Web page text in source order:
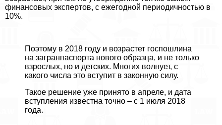
финансовых экспертов, с ежегодной периодичностью в
10%.
Поэтому в 2018 году и возрастет госпошлина
на загранпаспорта нового образца, и не только
взрослых, но и детских. Многих волнует, с
какого числа это вступит в законную силу.
Такое решение уже принято в апреле, и дата
вступления известна точно – с 1 июля 2018
года.